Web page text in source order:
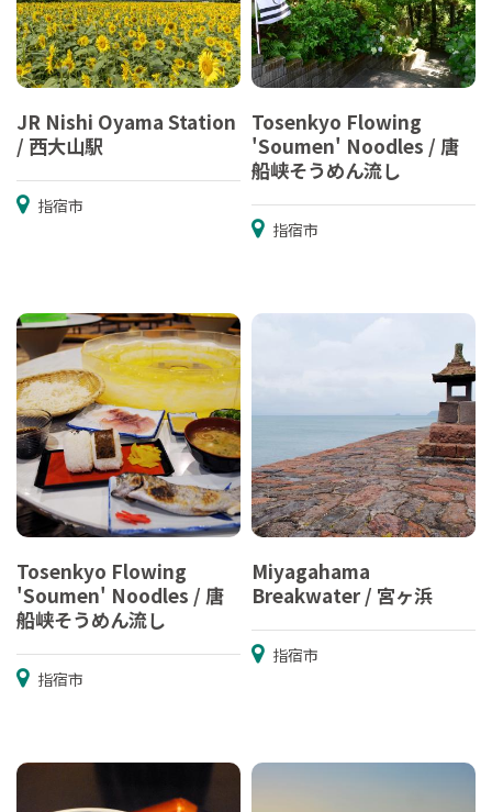
JR Nishi Oyama Station
/ 西大山駅
指宿市
Tosenkyo Flowing
'Soumen' Noodles / 唐
船峡そうめん流し
指宿市
Tosenkyo Flowing
'Soumen' Noodles / 唐
船峡そうめん流し
指宿市
Miyagahama
Breakwater / 宮ヶ浜
指宿市